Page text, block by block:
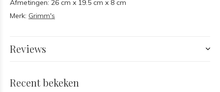
Afmetingen: 26 cm x 19.5 cm x 8 cm
Merk: Grimm's
Reviews
Recent bekeken